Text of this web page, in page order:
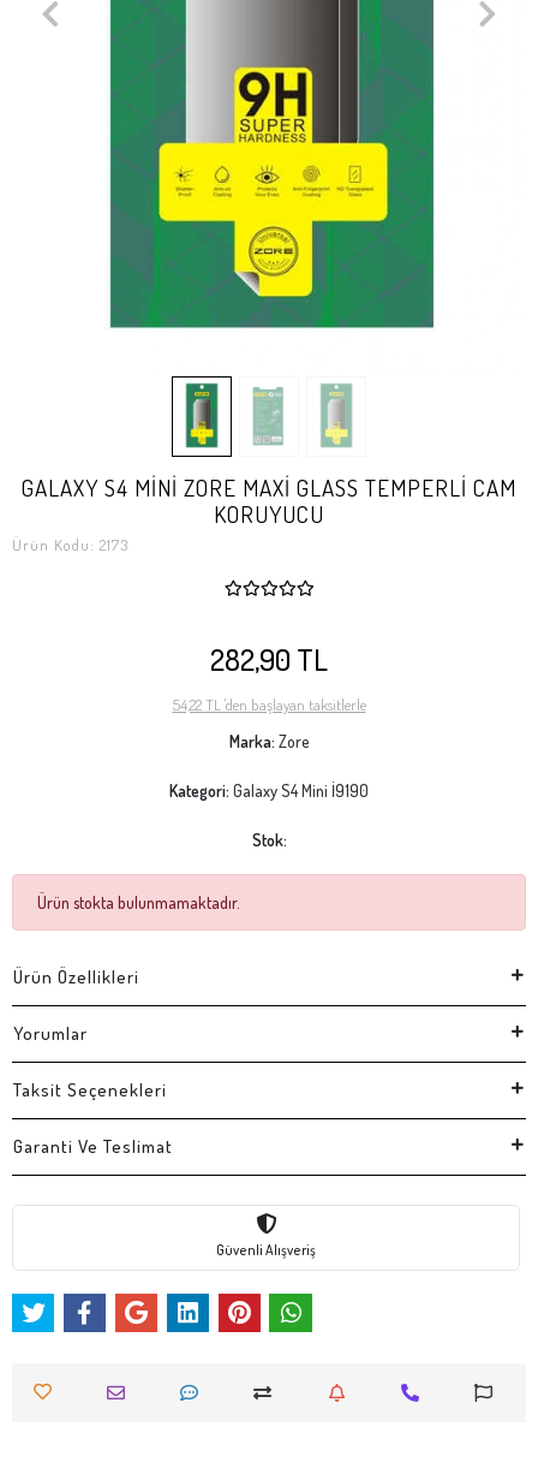
GALAXY S4 MİNİ ZORE MAXİ GLASS TEMPERLİ CAM
KORUYUCU
Ürün Kodu: 2173
282,90 TL
54,22 TL 'den başlayan taksitlerle
Marka: Zore
Kategori: Galaxy S4 Mini İ9190
Stok:
Ürün stokta bulunmamaktadır.
Ürün Özellikleri
Yorumlar
Taksit Seçenekleri
Garanti Ve Teslimat
Güvenli Alışveriş